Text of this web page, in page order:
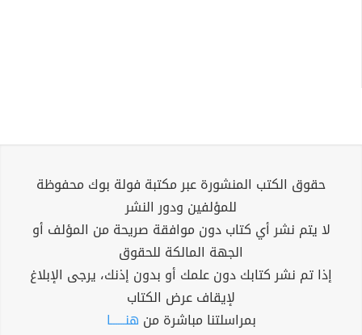
حقوق الكتب المنشورة عبر مكتبة فولة بوك محفوظة
للمؤلفين ودور النشر
لا يتم نشر أي كتاب دون موافقة صريحة من المؤلف أو
الجهة المالكة للحقوق
إذا تم نشر كتابك دون علمك أو بدون إذنك، يرجى الإبلاغ
لإيقاف عرض الكتاب
بمراسلتنا مباشرة من هنــــــا